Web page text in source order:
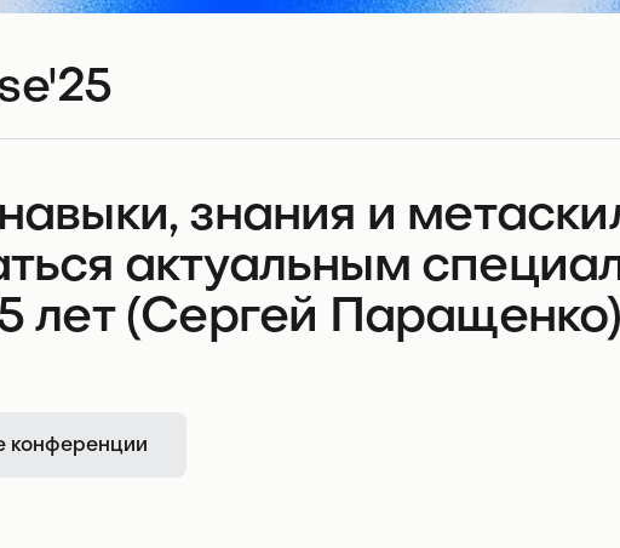
знания и
актуальным
лет (Сергей Паращенко)
конференции